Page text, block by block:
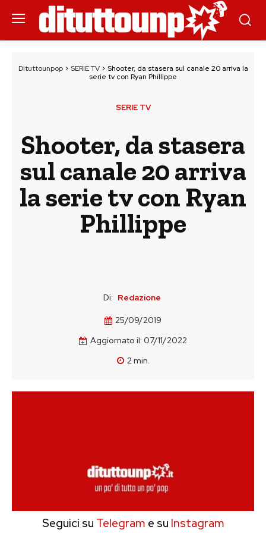
Dituttounpop> SERIE TV> Shooter, da stasera sul canale 20 arriva la
serie tv con Ryan Phillippe
SERIE TV
Shooter, da stasera
sul canale 20 arriva
la serie tv con Ryan
Phillippe
Di: Redazione
25/09/2019
Aggiornato il: 07/11/2022
2min.
Seguici su Telegram e su Instagram